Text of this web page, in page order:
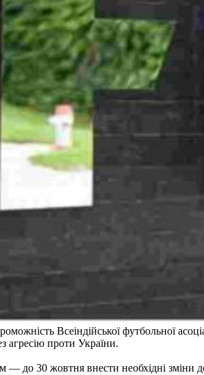
Всеіндійської футбольної
агресію проти України.
— до 30 жовтня внести необхідні зміни